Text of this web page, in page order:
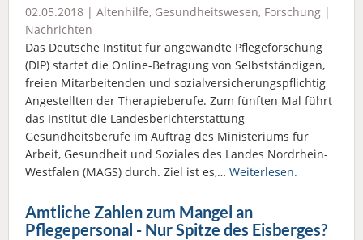
02.05.2018 | Altenhilfe, Gesundheitswesen, Forschung |
Nachrichten
Das Deutsche Institut für angewandte Pflegeforschung
(DIP) startet die Online-Befragung von Selbstständigen,
freien Mitarbeitenden und sozialversicherungspflichtig
Angestellten der Therapieberufe. Zum fünften Mal führt
das Institut die Landesberichterstattung
Gesundheitsberufe im Auftrag des Ministeriums für
Arbeit, Gesundheit und Soziales des Landes Nordrhein-
Westfalen (MAGS) durch. Ziel ist es,… Weiterlesen.
Amtliche Zahlen zum Mangel an
Pflegepersonal - Nur Spitze des Eisberges?